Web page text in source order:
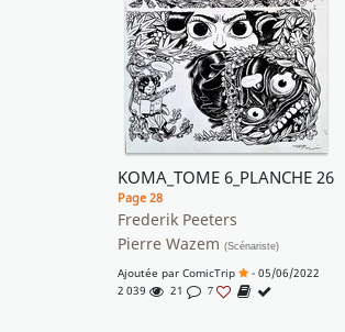
KOMA_TOME 6_PLANCHE 26
Page 28
Frederik Peeters
Pierre Wazem (Scénariste)
Ajoutée par ComicTrip
- 05/06/2022
2 039
21 7